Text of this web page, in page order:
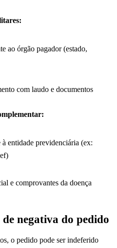
ao órgão pagador (estado,
com laudo e documentos
entidade previdenciária (ex:
e comprovantes da doença
negativa do pedido
o pedido pode ser indeferido